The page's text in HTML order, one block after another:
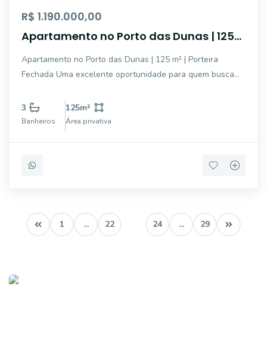
R$ 1.190.000,00
Apartamento no Porto das Dunas | 125
Apartamento no Porto das Dunas | 125 m² | Porteira
Fechada Uma excelente oportunidade para quem busca
condomínios mais agradáveis e familiares do Porto das
Dunas. O imóvel combina ventilação privile
3
Banheiros
125m²
Área privativa
1 ... 22 24 ... 29